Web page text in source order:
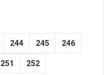
244 245 246
251 252